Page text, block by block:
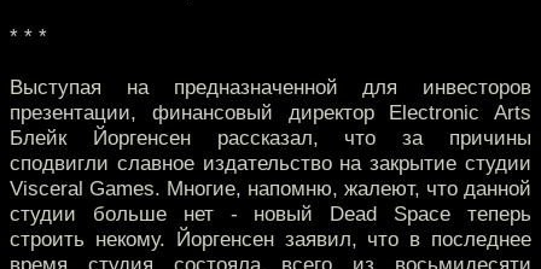
* * *
Выступая на предназначенной для инвесторов
презентации, финансовый директор Electronic Arts
Блейк Йоргенсен рассказал, что за причины
сподвигли славное издательство на закрытие студии
Visceral Games. Многие, напомню, жалеют, что данной
студии больше нет - новый Dead Space теперь
строить некому. Йоргенсен заявил, что в последнее